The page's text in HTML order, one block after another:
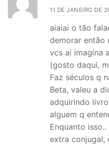
11 DE JANEIRO DE
aiaiai o tão
demorar então
vcs ai imagina
(gosto daqui,
Faz séculos q
Beta, valeu a
adquirindo
alguem q
Enquanto
extra conjugal,